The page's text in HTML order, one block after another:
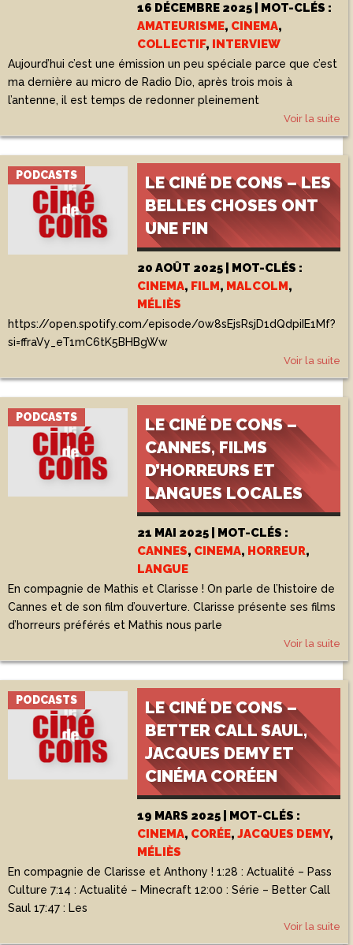
16 DÉCEMBRE 2025 | MOT-CLÉS :
AMATEURISME, CINEMA,
COLLECTIF, INTERVIEW
Aujourd’hui c’est une émission un peu spéciale parce que c’est
ma dernière au micro de Radio Dio, après trois mois à
l’antenne, il est temps de redonner pleinement
Voir la suite
PODCASTS
LE CINÉ DE CONS – LES
BELLES CHOSES ONT
UNE FIN
20 AOÛT 2025 | MOT-CLÉS :
CINEMA, FILM, MALCOLM,
MÉLIÈS
https://open.spotify.com/episode/0w8sEjsRsjD1dQdpiIE1Mf?
si=ffraVy_eT1mC6tK5BHBgWw
Voir la suite
PODCASTS
LE CINÉ DE CONS –
CANNES, FILMS
D’HORREURS ET
LANGUES LOCALES
21 MAI 2025 | MOT-CLÉS :
CANNES, CINEMA, HORREUR,
LANGUE
En compagnie de Mathis et Clarisse ! On parle de l’histoire de
Cannes et de son film d’ouverture. Clarisse présente ses films
d’horreurs préférés et Mathis nous parle
Voir la suite
PODCASTS
LE CINÉ DE CONS –
BETTER CALL SAUL,
JACQUES DEMY ET
CINÉMA CORÉEN
19 MARS 2025 | MOT-CLÉS :
CINEMA, CORÉE,JACQUES DEMY,
MÉLIÈS
En compagnie de Clarisse et Anthony ! 1:28 : Actualité – Pass
Culture 7:14 : Actualité – Minecraft 12:00 : Série – Better Call
Saul 17:47 : Les
Voir la suite